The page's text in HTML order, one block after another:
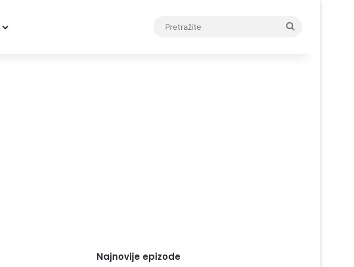
Najnovije epizode